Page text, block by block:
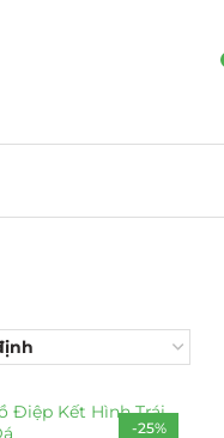
-25%